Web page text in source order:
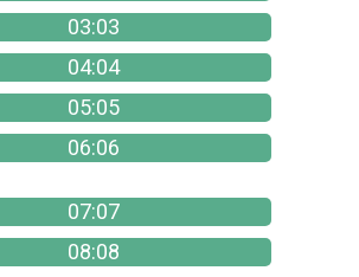
03:03
04:04
05:05
06:06
07:07
08:08